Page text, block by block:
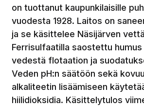
on tuottanut kaupunkilaisille
vuodesta 1928. Laitos on
ja se käsittelee Näsijärven
Ferrisulfaatilla saostettu
vedestä flotaation ja
Veden pH:n säätöön sekä
alkaliteetin lisäämiseen
hiilidioksidia. Käsittelytulos